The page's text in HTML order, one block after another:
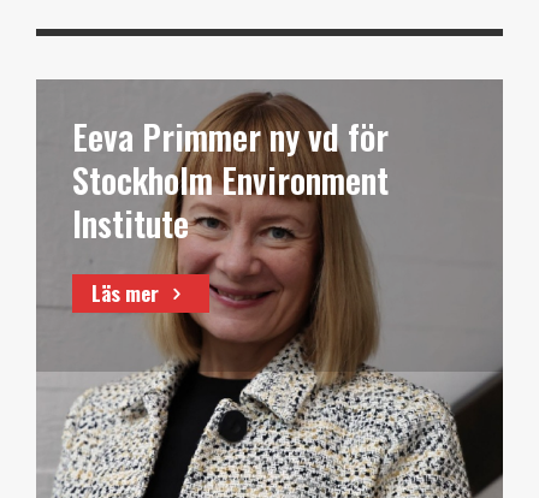
Eeva Primmer ny vd för
Stockholm Environment
Institute
Läs mer